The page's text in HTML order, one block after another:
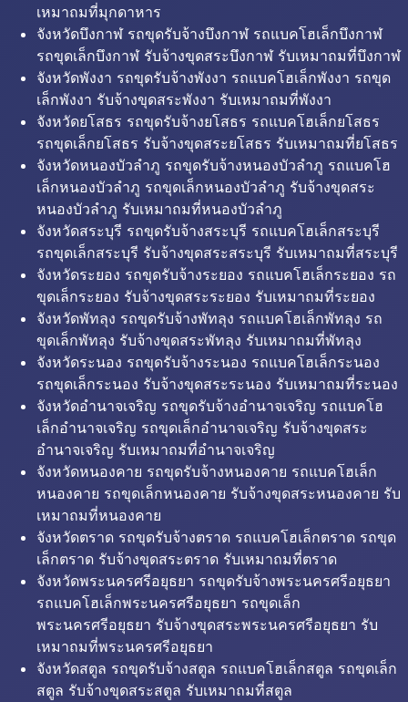
เหมาถมที่มุกดาหาร
จังหวัดบึงกาฬ รถขุดรับจ้างบึงกาฬ รถแบคโฮเล็กบึงกาฬ
รถขุดเล็กบึงกาฬ รับจ้างขุดสระบึงกาฬ รับเหมาถมที่บึงกาฬ
จังหวัดพังงา รถขุดรับจ้างพังงา รถแบคโฮเล็กพังงา รถขุด
เล็กพังงา รับจ้างขุดสระพังงา รับเหมาถมที่พังงา
จังหวัดยโสธร รถขุดรับจ้างยโสธร รถแบคโฮเล็กยโสธร
รถขุดเล็กยโสธร รับจ้างขุดสระยโสธร รับเหมาถมที่ยโสธร
จังหวัดหนองบัวลำภู รถขุดรับจ้างหนองบัวลำภู รถแบคโฮ
เล็กหนองบัวลำภู รถขุดเล็กหนองบัวลำภู รับจ้างขุดสระ
หนองบัวลำภู รับเหมาถมที่หนองบัวลำภู
จังหวัดสระบุรี รถขุดรับจ้างสระบุรี รถแบคโฮเล็กสระบุรี
รถขุดเล็กสระบุรี รับจ้างขุดสระสระบุรี รับเหมาถมที่สระบุรี
จังหวัดระยอง รถขุดรับจ้างระยอง รถแบคโฮเล็กระยอง รถ
ขุดเล็กระยอง รับจ้างขุดสระระยอง รับเหมาถมที่ระยอง
จังหวัดพัทลุง รถขุดรับจ้างพัทลุง รถแบคโฮเล็กพัทลุง รถ
ขุดเล็กพัทลุง รับจ้างขุดสระพัทลุง รับเหมาถมที่พัทลุง
จังหวัดระนอง รถขุดรับจ้างระนอง รถแบคโฮเล็กระนอง
รถขุดเล็กระนอง รับจ้างขุดสระระนอง รับเหมาถมที่ระนอง
จังหวัดอำนาจเจริญ รถขุดรับจ้างอำนาจเจริญ รถแบคโฮ
เล็กอำนาจเจริญ รถขุดเล็กอำนาจเจริญ รับจ้างขุดสระ
อำนาจเจริญ รับเหมาถมที่อำนาจเจริญ
จังหวัดหนองคาย รถขุดรับจ้างหนองคาย รถแบคโฮเล็ก
หนองคาย รถขุดเล็กหนองคาย รับจ้างขุดสระหนองคาย รับ
เหมาถมที่หนองคาย
จังหวัดตราด รถขุดรับจ้างตราด รถแบคโฮเล็กตราด รถขุด
เล็กตราด รับจ้างขุดสระตราด รับเหมาถมที่ตราด
จังหวัดพระนครศรีอยุธยา รถขุดรับจ้างพระนครศรีอยุธยา
รถแบคโฮเล็กพระนครศรีอยุธยา รถขุดเล็ก
พระนครศรีอยุธยา รับจ้างขุดสระพระนครศรีอยุธยา รับ
เหมาถมที่พระนครศรีอยุธยา
จังหวัดสตูล รถขุดรับจ้างสตูล รถแบคโฮเล็กสตูล รถขุดเล็ก
สตูล รับจ้างขุดสระสตูล รับเหมาถมที่สตูล